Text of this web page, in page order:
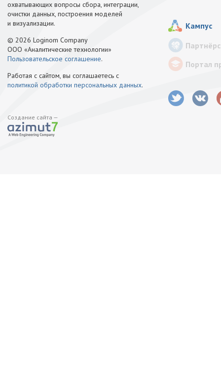
охватывающих вопросы сбора, интеграции,
очистки данных, построения моделей
и визуализации.
© 2026 Loginom Company
ООО «Аналитические технологии»
Пользовательское соглашение.
Работая с сайтом, вы соглашаетесь с
политикой обработки персональных данных.
Создание сайта —
Кампус
Портал